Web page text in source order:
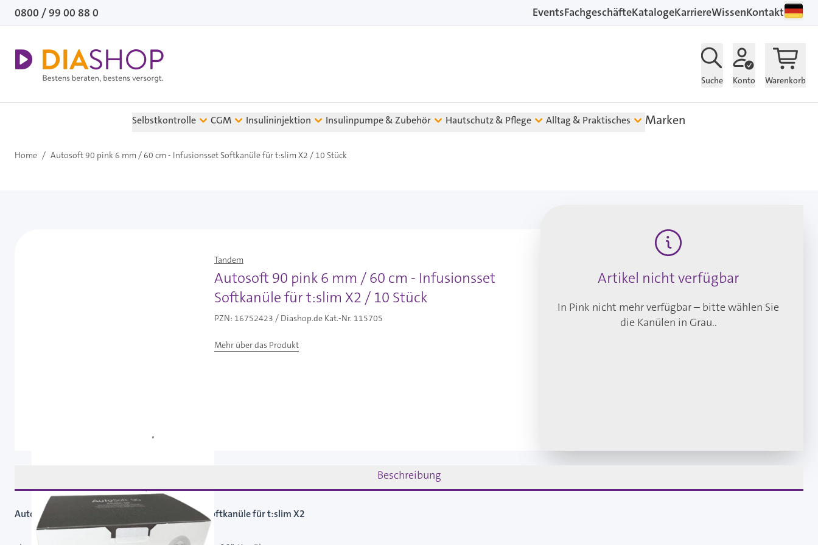
Direkt zum Inhalt
0800 / 99 00 88 0 EventsFachgeschäfteKatalogeKarriereWissenKontakt
Suche Konto Warenkorb
Selbstkontrolle CGM Insulininjektion Insulinpumpe & Zubehör Hautschutz & Pflege Alltag & Praktisches Marken
Home / Autosoft 90 pink 6 mm / 60 cm - Infusionsset Softkanüle für t:slim X2 / 10 Stück
Tandem
Autosoft 90 pink 6 mm / 60 cm - Infusionsset
Softkanüle für t:slim X2 / 10 Stück
PZN: 16752423 / Diashop.de Kat.-Nr. 115705
Mehr über das Produkt
Artikel nicht verfügbar
In Pink nicht mehr verfügbar – bitte wählen Sie
die Kanülen in Grau..
Beschreibung
Autosoft 90 pink 6 mm / 60 cm - Infusionsset Softkanüle für t:slim X2